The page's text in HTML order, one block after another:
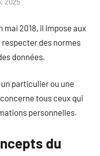
mai 2018, il impose aux
des normes
données.
particulier ou une
tous ceux qui
personnelles.
du